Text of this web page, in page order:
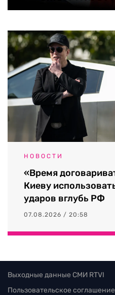
НОВОСТИ
«Время
Киеву
ударов вглубь РФ
07.08.2026 / 20:58
Выходные данные СМИ RTVI
Пользовательское соглашение